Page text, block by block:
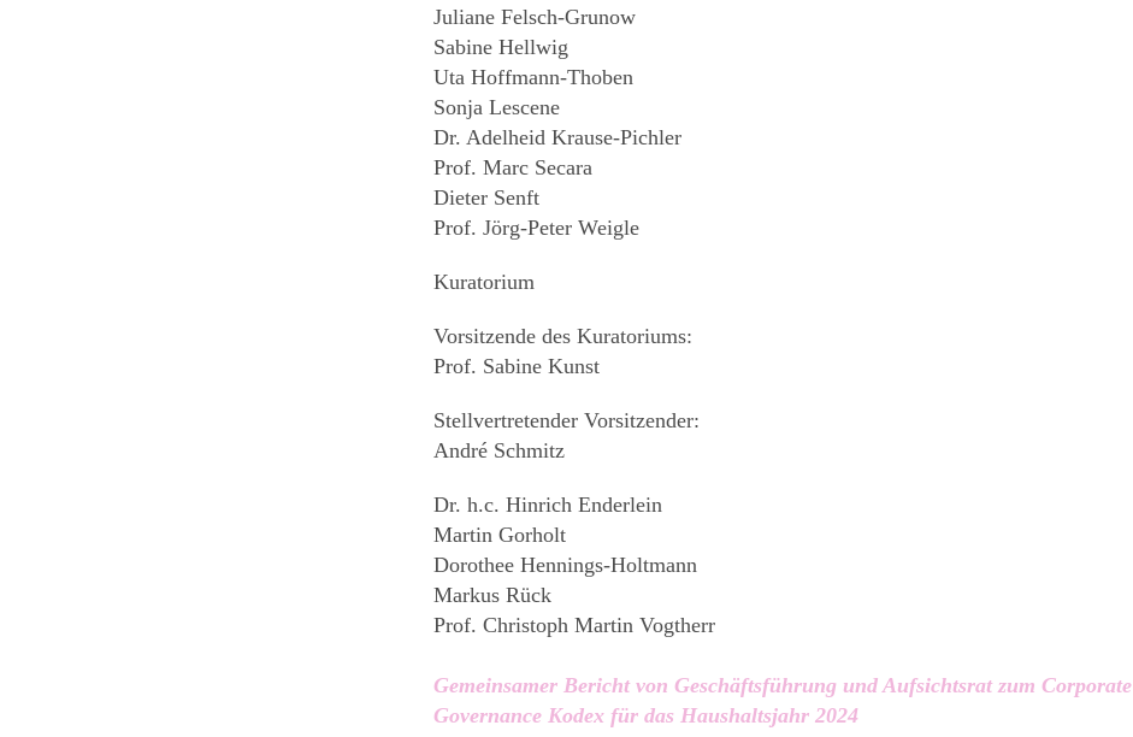
Juliane Felsch-Grunow
Sabine Hellwig
Uta Hoffmann-Thoben
Sonja Lescene
Dr. Adelheid Krause-Pichler
Prof. Marc Secara
Dieter Senft
Prof. Jörg-Peter Weigle
Kuratorium
Vorsitzende des Kuratoriums:
Prof. Sabine Kunst
Stellvertretender Vorsitzender:
André Schmitz
Dr. h.c. Hinrich Enderlein
Martin Gorholt
Dorothee Hennings-Holtmann
Markus Rück
Prof. Christoph Martin Vogtherr
Gemeinsamer Bericht von Geschäftsführung und Aufsichtsrat zum Corporate
Governance Kodex für das Haushaltsjahr 2024